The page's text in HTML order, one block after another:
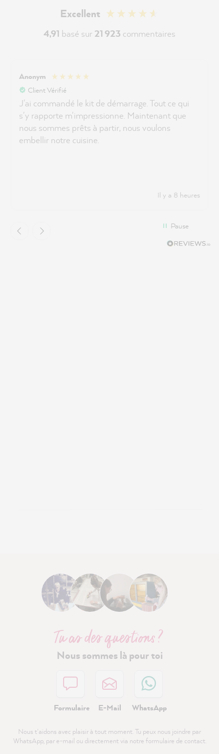
Excellent
4,91 basé sur 21 923 commentaires
Anonym
Client Vérifié
J'ai commandé le kit de démarrage. Tout ce qui
s'y rapporte m'impressionne. Maintenant que
nous sommes prêts à partir, nous voulons
embellir notre cuisine.
Il y a 8 heures
Pause
Tu as des questions ?
Nous sommes là pour toi
Formulaire E-Mail WhatsApp
Nous t'aidons avec plaisir à tout moment. Tu peux nous joindre par
WhatsApp, par e-mail ou directement via notre formulaire de contact.